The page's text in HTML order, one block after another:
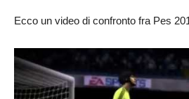
Ecco un video di confronto fra Pes